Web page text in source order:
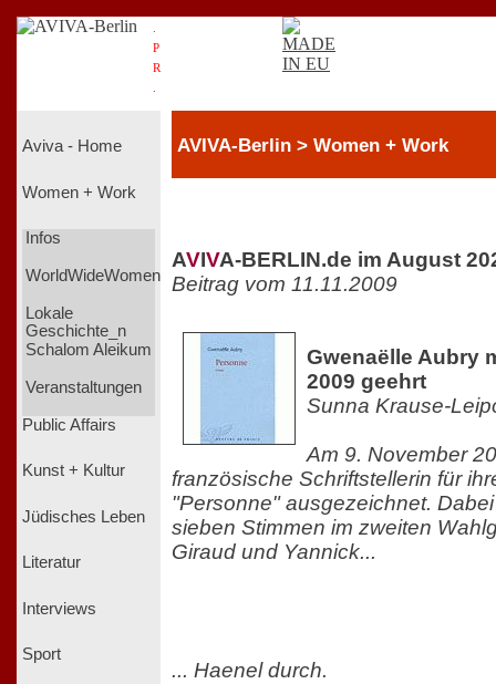
P
R
Aviva - Home
Women + Work
Infos
WorldWideWomen
Lokale
Geschichte_n
Schalom Aleikum
Veranstaltungen
Public Affairs
Kunst + Kultur
Jüdisches Leben
Literatur
Interviews
Sport
AVIVA-Berlin > Women + Work
AVIVA-BERLIN.de im August
Beitrag vom 11.11.2009
Gwenaëlle Aubry
2009 geehrt
Sunna Krause-
Am 9. November
französische Schriftstellerin für
"Personne" ausgezeichnet.
sieben Stimmen im zweiten
Giraud und Yannick...
... Haenel durch.